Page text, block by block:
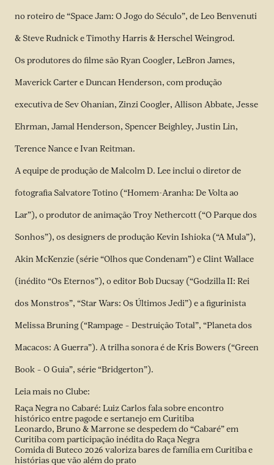
no roteiro de “Space Jam: O Jogo do Século”, de Leo Benvenuti
& Steve Rudnick e Timothy Harris & Herschel Weingrod.
Os produtores do filme são Ryan Coogler, LeBron James,
Maverick Carter e Duncan Henderson, com produção
executiva de Sev Ohanian, Zinzi Coogler, Allison Abbate, Jesse
Ehrman, Jamal Henderson, Spencer Beighley, Justin Lin,
Terence Nance e Ivan Reitman.
A equipe de produção de Malcolm D. Lee inclui o diretor de
fotografia Salvatore Totino (“Homem-Aranha: De Volta ao
Lar”), o produtor de animação Troy Nethercott (“O Parque dos
Sonhos”), os designers de produção Kevin Ishioka (“A Mula”),
Akin McKenzie (série “Olhos que Condenam”) e Clint Wallace
(inédito “Os Eternos”), o editor Bob Ducsay (“Godzilla II: Rei
dos Monstros”, “Star Wars: Os Últimos Jedi”) e a figurinista
Melissa Bruning (“Rampage – Destruição Total”, “Planeta dos
Macacos: A Guerra”). A trilha sonora é de Kris Bowers (“Green
Book – O Guia”, série “Bridgerton”).
Leia mais no Clube:
Raça Negra no Cabaré: Luiz Carlos fala sobre encontro
histórico entre pagode e sertanejo em Curitiba
Leonardo, Bruno & Marrone se despedem do “Cabaré” em
Curitiba com participação inédita do Raça Negra
Comida di Buteco 2026 valoriza bares de família em Curitiba e
histórias que vão além do prato